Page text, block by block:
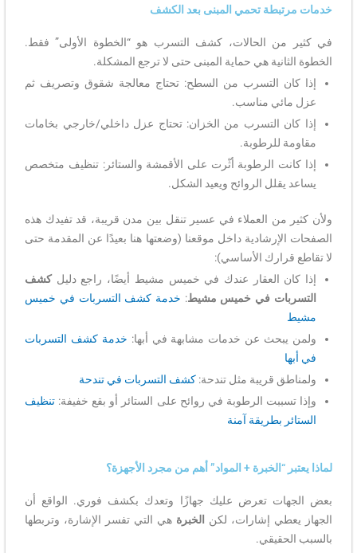
خدمات مرتبطة تحمي المبنى بعد الكشف
في كثير من الحالات، كشف التسرب هو “الخطوة الأولى” فقط.
الخطوة الثانية هي حماية المبنى حتى لا ترجع المشكلة.
إذا كان التسرب من السطح: تحتاج معالجة شقوق وتصريف ثم
عزل مائي مناسب.
إذا كان التسرب من الخزان: تحتاج عزل داخلي/خارجي بخامات
مقاومة للرطوبة.
إذا كانت الرطوبة أثّرت على الأقمشة والستائر: تنظيف متخصص
يساعد يقلل الروائح ويعيد الشكل.
ولأن كثير من العملاء في عسير تنقل بين مدن قريبة، قد تفيدك هذه
الصفحات الإرشادية داخل موقعنا (وضعتها هنا بعيدًا عن المقدمة حتى
لا تقاطع قرارك الأساسي):
إذا كان العقار عندك في خميس مشيط أيضًا، راجع دليلكشف
التسربات في خميس مشيط: خدمة كشف التسربات في خميس
مشيط
ولمن يبحث عن خدمات مشابهة في أبها: خدمة كشف التسربات
في أبها
ولمناطق قريبة مثل تندحة:كشف التسربات في تندحة
وإذا تسببت الرطوبة في روائح على الستائر أو بقع خفيفة: تنظيف
الستائر بطريقة آمنة
لماذا يعتبر “الخبرة + المواد” أهم من مجرد الأجهزة؟
بعض الجهات تعرض عليك جهازًا وتعدك بكشف فوري. الواقع أن
الجهاز يعطي إشارات، لكن
الخبرة هي التي تفسر الإشارة، وتربطها
بالسبب الحقيقي.